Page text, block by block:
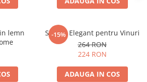
lemn
-15%
Suport Elegant pentru Vinuri
264 RON
224 RON
ADAUGA IN COS